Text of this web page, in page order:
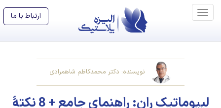
ارتباط با ما
نویسنده: دکتر محمدکاظم شاهمرادی
لیپوماتیک ران: راهنمای جامع + 8 نکتۀ